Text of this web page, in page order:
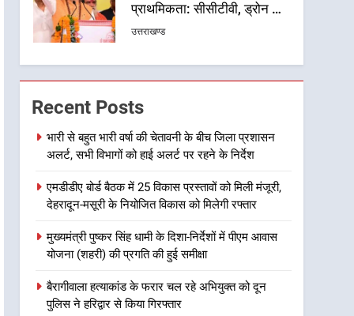
प्राथमिकता: सीसीटीवी, ड्रोन और
स्वास्थ्य सेवाओं के बीच शिवभक्तों
उत्तराखण्ड
6
एसआईआर प्रक्रिया की निगरानी
के लिए प्रदेश कांग्रेस मुख्यालय में
कंट्रोल रूम का शुभारंभ
7
एक्शन, ब्लैक स्पॉट होंगे सुरक्षित, हर
माह होगी प्रगति समीक्षा
उत्तराखण्ड
8
महाराज की राजस्थान के
मुख्यमंत्री से शिष्टाचार भेंट पर्यटन
और सांस्कृतिक गतिविधियों के
उत्तराखण्ड
Recent Posts
भारी से बहुत भारी वर्षा की चेतावनी के बीच जिला प्रशासन
अलर्ट, सभी विभागों को हाई अलर्ट पर रहने के निर्देश
एमडीडीए बोर्ड बैठक में 25 विकास प्रस्तावों को मिली मंजूरी,
देहरादून-मसूरी के नियोजित विकास को मिलेगी रफ्तार
मुख्यमंत्री पुष्कर सिंह धामी के दिशा-निर्देशों में पीएम आवास
योजना (शहरी) की प्रगति की हुई समीक्षा
बैरागीवाला हत्याकांड के फरार चल रहे अभियुक्त को दून
पुलिस ने हरिद्वार से किया गिरफ्तार